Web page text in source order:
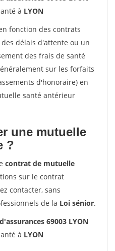
à LYON
fonction des contrats
délais d'attente ou un
des frais de santé
sur les forfaits
d'honoraire) en
santé antérieur
une mutuelle
?
contrat de mutuelle
sur le contrat
contacter, sans
de la Loi sénior.
69003 LYON
à LYON